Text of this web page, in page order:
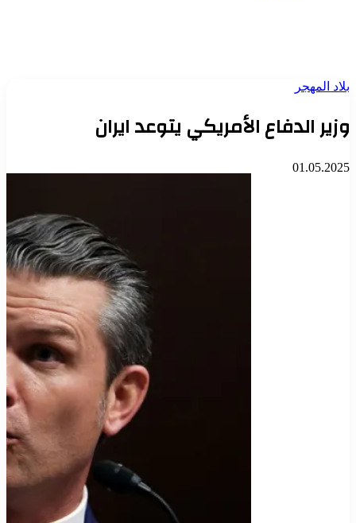
بلاد المهجر
وزير الدفاع الأمريكي يتوعد ايران
01.05.2025